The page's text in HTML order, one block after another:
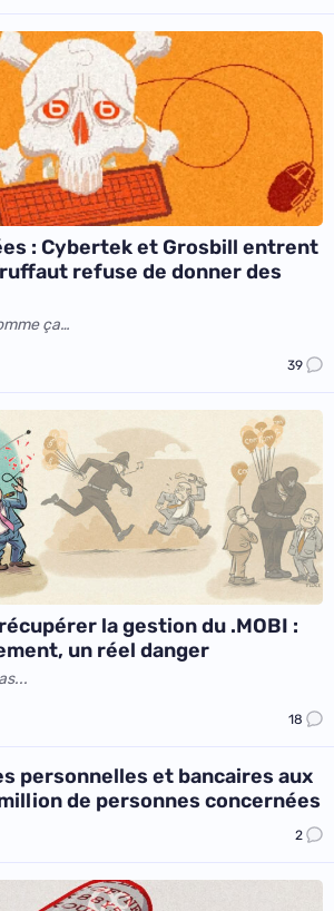
: Cybertek et Grosbill entrent
refuse de donner des
ça…
39
la gestion du .MOBI :
un réel danger
18
personnelles et bancaires aux
de personnes concernées
2